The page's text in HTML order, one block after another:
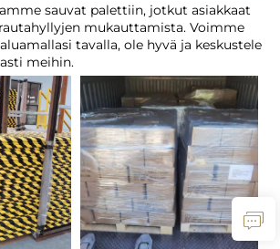
sauvat palettiin, jotkut asiakkaat
mukauttamista. Voimme
tavalla, ole hyvä ja keskustele
meihin.